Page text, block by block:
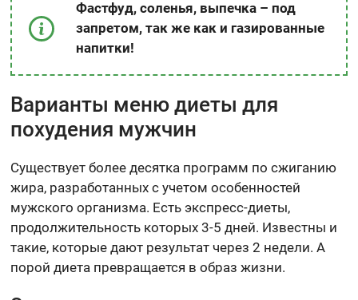
Фастфуд, соленья, выпечка – под
запретом, так же как и газированные
напитки!
Варианты меню диеты для
похудения мужчин
Существует более десятка программ по сжиганию
жира, разработанных с учетом особенностей
мужского организма. Есть экспресс-диеты,
продолжительность которых 3-5 дней. Известны и
такие, которые дают результат через 2 недели. А
порой диета превращается в образ жизни.